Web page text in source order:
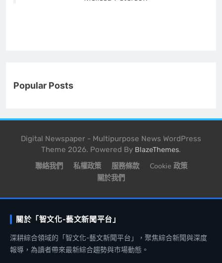
Popular Posts
Digital Newspaper - Multipurpose News WordPress
Theme 2026. Powered By BlazeThemes.
聯絡我們 私權政策 服務條款
Cookie 政策
關於我們
關於「智文化-藝文新聞平台」
深耕綜合領域的「智文化-藝文新聞平台」，聚焦綜合新聞與深度
報導，為讀者帶來最新綜合趨勢與市場動態。